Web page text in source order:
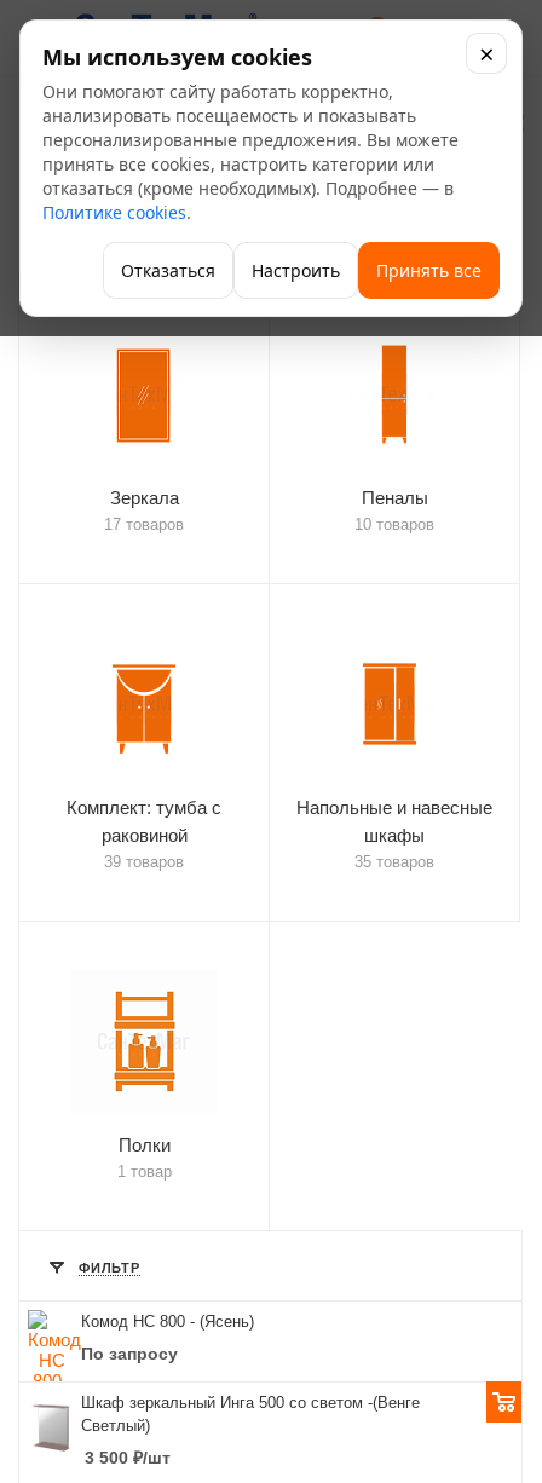
Мебель для ванных
комнат
102
Главная — Каталог —
Мебель для ванных комнат
Зеркала
17 товаров
Пеналы
10 товаров
Комплект: тумба с
раковиной
39 товаров
Напольные и навесные
шкафы
35 товаров
Полки
1 товар
ФИЛЬТР
Комод НС 800 - (Ясень)
По запросу
Шкаф зеркальный Инга 500 со светом -(Венге
Светлый)
3 500 ₽/шт
Мы используем cookies
Они помогают сайту работать корректно,
анализировать посещаемость и показывать
персонализированные предложения. Вы можете
принять все cookies, настроить категории или
отказаться (кроме необходимых). Подробнее — в
Политике cookies.
Отказаться Настроить Принять все
×